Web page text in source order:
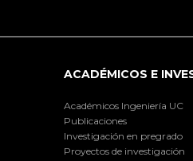
ACADÉMICOS E
Académicos Ingeniería UC
Publicaciones
Investigación en pregrado
Proyectos de investigación